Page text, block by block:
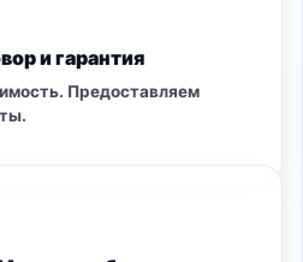
и гарантия
Предоставляем